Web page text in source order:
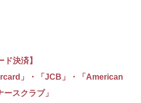
ド決済】
」・「JCB」・「American
スクラブ」